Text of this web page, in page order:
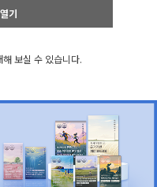
기
보실 수 있습니다.